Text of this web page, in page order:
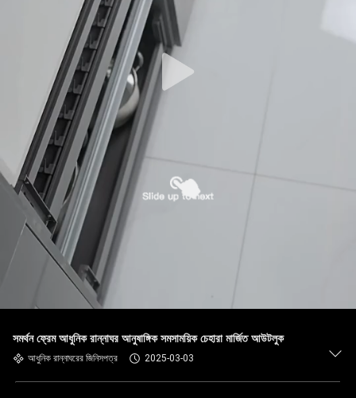
সমর্থন ফ্রেম আধুনিক রান্নাঘর আনুষাঙ্গিক সমসাময়িক চেহারা মার্জিত আউটলুক
আধুনিক রান্নাঘরের জিনিসপত্র 2025-03-03